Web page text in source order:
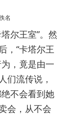
名
尔王室”。然
，“卡塔尔王
，竟是由一
们流传说，
不会看到她
会，从不会